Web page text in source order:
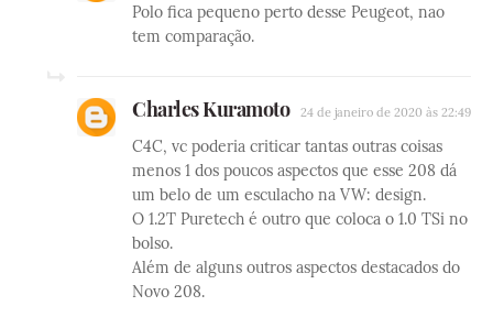
Polo fica pequeno perto desse Peugeot, nao
tem comparação.
Charles Kuramoto 24 de janeiro de 2020 às 22:49
C4C, vc poderia criticar tantas outras coisas
menos 1 dos poucos aspectos que esse 208 dá
um belo de um esculacho na VW: design.
O 1.2T Puretech é outro que coloca o 1.0 TSi no
bolso.
Além de alguns outros aspectos destacados do
Novo 208.